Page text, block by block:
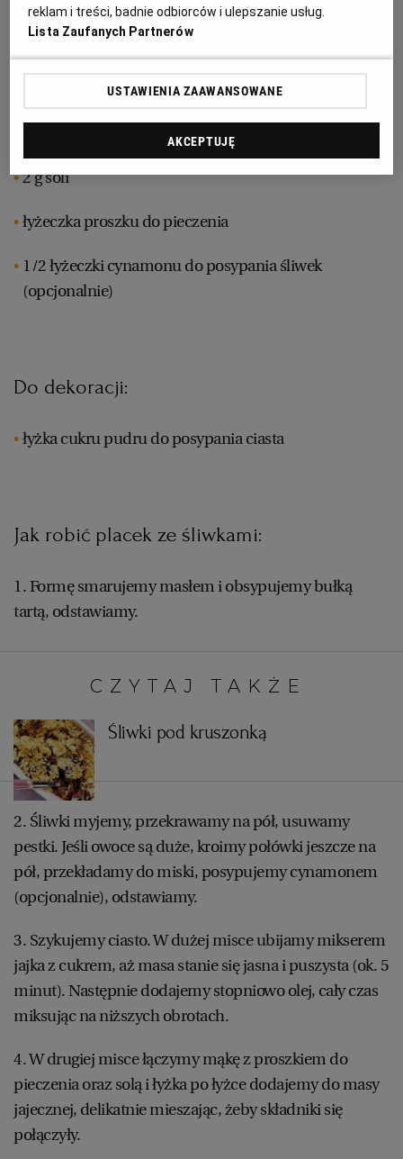
TORUŃ
TRÓJMIASTO
WAŁBRZYCH
ZAKOPANE
120 g cukru
100 g oleju roślinnego (np. rzepakowego lub
słonecznikowego)
2 g soli
łyżeczka proszku do pieczenia
1/2 łyżeczki cynamonu do posypania śliwek
(opcjonalnie)
Do dekoracji:
łyżka cukru pudru do posypania ciasta
Jak robić placek ze śliwkami:
1. Formę smarujemy masłem i obsypujemy bułką
tartą, odstawiamy.
CZYTAJ TAKŻE:
Śliwki pod kruszonką
2. Śliwki myjemy, przekrawamy na pół, usuwamy
pestki. Jeśli owoce są duże, kroimy połówki jeszcze na
pół, przekładamy do miski, posypujemy cynamonem
(opcjonalnie), odstawiamy.
3. Szykujemy ciasto. W dużej misce ubijamy mikserem
jajka z cukrem, aż masa stanie się jasna i puszysta (ok. 5
minut). Następnie dodajemy stopniowo olej, cały czas
miksując na niższych obrotach.
4. W drugiej misce łączymy mąkę z proszkiem do
pieczenia oraz solą i łyżka po łyżce dodajemy do masy
jajecznej, delikatnie mieszając, żeby składniki się
połączyły.
reklam i treści, badnie odbiorców i ulepszanie usług.
Lista Zaufanych Partnerów
USTAWIENIA ZAAWANSOWANE
AKCEPTUJĘ